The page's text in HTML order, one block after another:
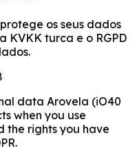
os seus dados
KVKK turca e o RGPD
data Arovela (iO40
when you use
the rights you have